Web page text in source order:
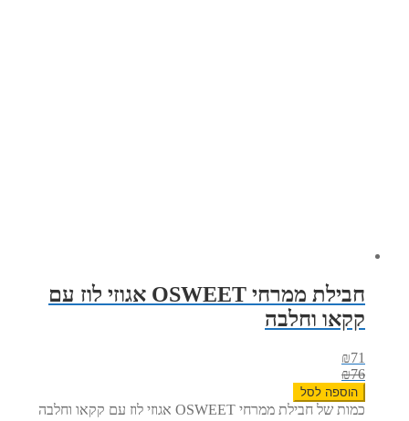
חבילת ממרחי OSWEET אגוזי לוז עם
קקאו וחלבה
₪71
₪76
הוספה לסל
כמות של חבילת ממרחי OSWEET אגוזי לוז עם קקאו וחלבה